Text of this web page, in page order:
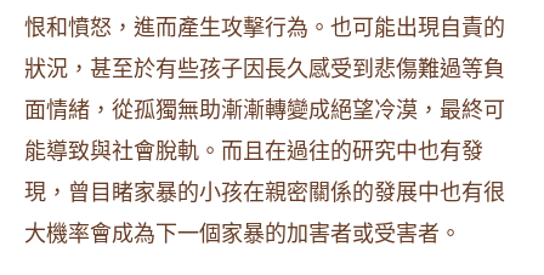
恨和憤怒，進而產生攻擊行為。也可能出現自責的
狀況，甚至於有些孩子因長久感受到悲傷難過等負
面情緒，從孤獨無助漸漸轉變成絕望冷漠，最終可
能導致與社會脫軌。而且在過往的研究中也有發
現，曾目睹家暴的小孩在親密關係的發展中也有很
大機率會成為下一個家暴的加害者或受害者。